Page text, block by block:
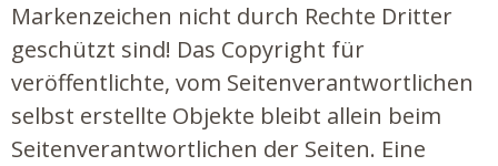
Markenzeichen nicht durch Rechte Dritter
geschützt sind! Das Copyright für
veröffentlichte, vom Seitenverantwortlichen
selbst erstellte Objekte bleibt allein beim
Seitenverantwortlichen der Seiten. Eine